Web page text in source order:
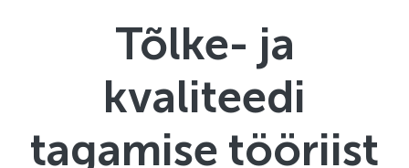
Tõlke- ja
kvaliteedi
tagamise tööriist